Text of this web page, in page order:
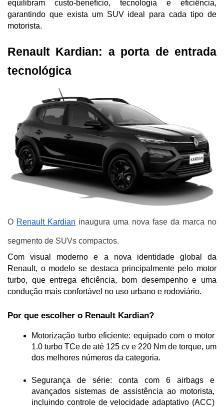
equilibram custo-benefício, tecnologia e eficiência,
garantindo que exista um SUV ideal para cada tipo de
motorista.
Renault Kardian: a porta de entrada
tecnológica
O Renault Kardian inaugura uma nova fase da marca no
segmento de SUVs compactos.
Com visual moderno e a nova identidade global da
Renault, o modelo se destaca principalmente pelo motor
turbo, que entrega eficiência, bom desempenho e uma
condução mais confortável no uso urbano e rodoviário.
Por que escolher o Renault Kardian?
Motorização turbo eficiente: equipado com o motor
1.0 turbo TCe de até 125 cv e 220 Nm de torque, um
dos melhores números da categoria.
Segurança de série: conta com 6 airbags e
avançados sistemas de assistência ao motorista,
incluindo controle de velocidade adaptativo (ACC)